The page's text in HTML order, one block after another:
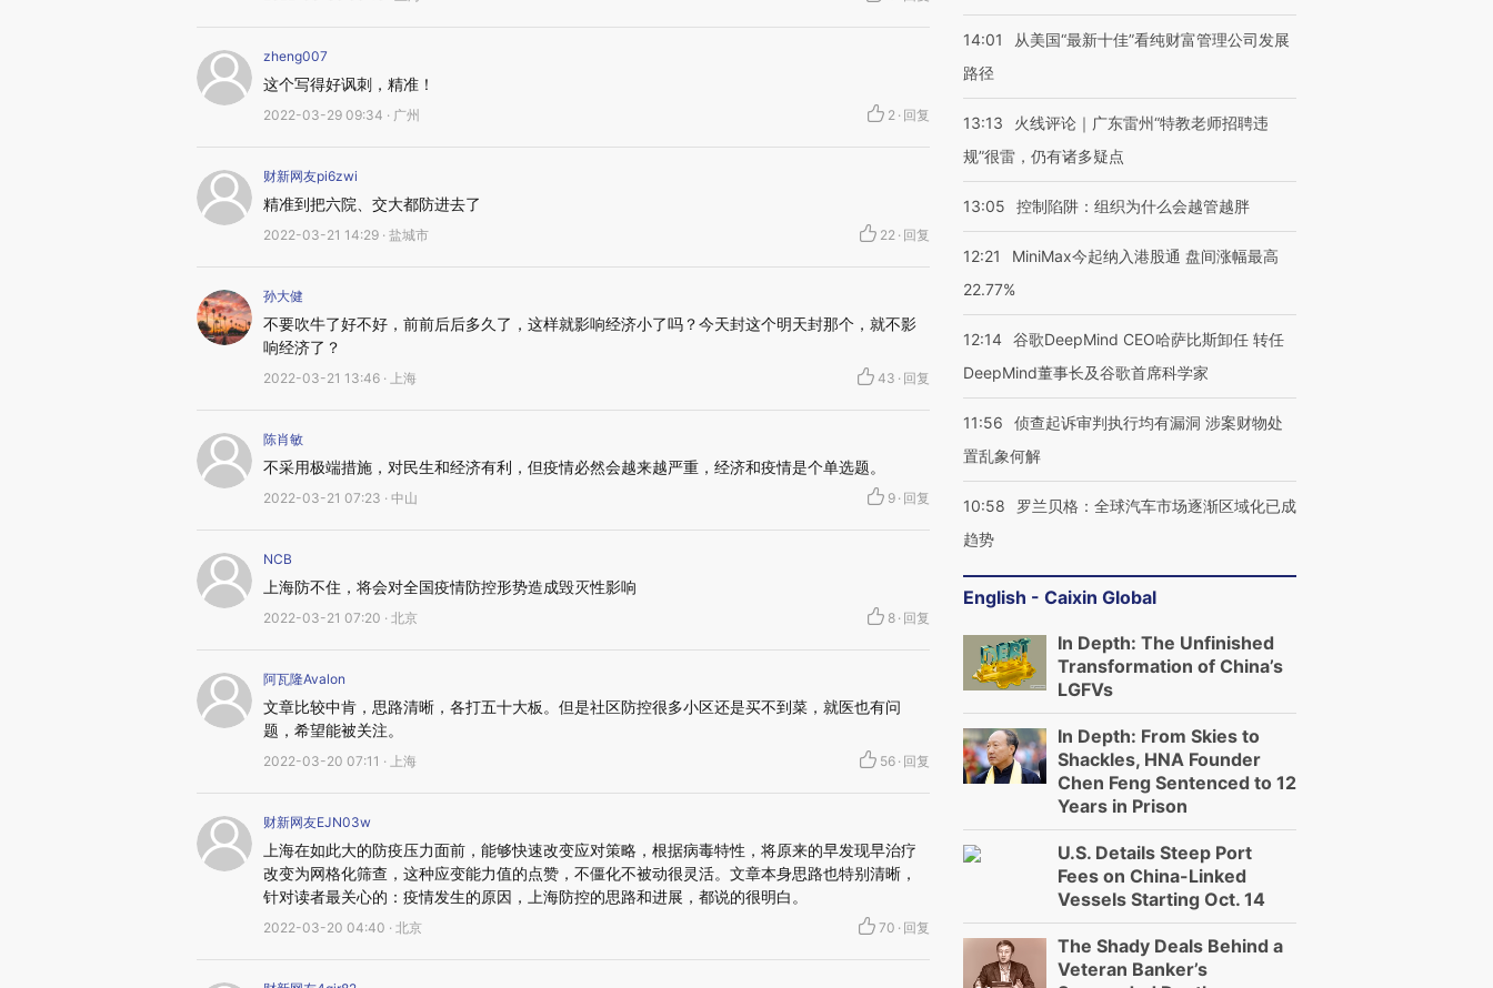
zheng007
这个写得好讽刺，精准！
2022-03-29 09:34 · 广州 2 · 回复
财新网友pi6zwi
精准到把六院、交大都防进去了
2022-03-21 14:29 · 盐城市 22 · 回复
孙大健
不要吹牛了好不好，前前后后多久了，这样就影响经济小了吗？今天封这个明天封那个，就不影
响经济了？
2022-03-21 13:46 · 上海 43 · 回复
陈肖敏
不采用极端措施，对民生和经济有利，但疫情必然会越来越严重，经济和疫情是个单选题。
2022-03-21 07:23 · 中山 9 · 回复
NCB
上海防不住，将会对全国疫情防控形势造成毁灭性影响
2022-03-21 07:20 · 北京 8 · 回复
阿瓦隆Avalon
文章比较中肯，思路清晰，各打五十大板。但是社区防控很多小区还是买不到菜，就医也有问
题，希望能被关注。
2022-03-20 07:11 · 上海 56 · 回复
财新网友EJN03w
上海在如此大的防疫压力面前，能够快速改变应对策略，根据病毒特性，将原来的早发现早治疗
改变为网格化筛查，这种应变能力值的点赞，不僵化不被动很灵活。文章本身思路也特别清晰，
针对读者最关心的：疫情发生的原因，上海防控的思路和进展，都说的很明白。
2022-03-20 04:40 · 北京 70 · 回复
14:01
从美国“最新十佳”看纯财富管理公司发展
路径
13:13
火线评论｜广东雷州“特教老师招聘违
规”很雷，仍有诸多疑点
13:05 控制陷阱：组织为什么会越管越胖
12:21
MiniMax今起纳入港股通 盘间涨幅最高
22.77%
12:14 谷歌DeepMind CEO哈萨比斯卸任 转任
DeepMind董事长及谷歌首席科学家
11:56
侦查起诉审判执行均有漏洞 涉案财物处
置乱象何解
10:58
罗兰贝格：全球汽车市场逐渐区域化已成
趋势
English - Caixin Global
In Depth: The Unfinished
Transformation of China’s
LGFVs
In Depth: From Skies to
Shackles, HNA Founder
Chen Feng Sentenced to 12
Years in Prison
U.S. Details Steep Port
Fees on China-Linked
Vessels Starting Oct. 14
The Shady Deals Behind a
Veteran Banker’s